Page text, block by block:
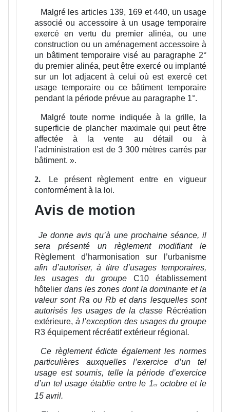
Malgré les articles 139, 169 et 440, un usage
associé ou accessoire à un usage temporaire
exercé en vertu du premier alinéa, ou une
construction ou un aménagement accessoire à
un bâtiment temporaire visé au paragraphe 2°
du premier alinéa, peut être exercé ou implanté
sur un lot adjacent à celui où est exercé cet
usage temporaire ou ce bâtiment temporaire
pendant la période prévue au paragraphe 1°.
Malgré toute norme indiquée à la grille, la
superficie de plancher maximale qui peut être
affectée à la vente au détail ou à
l’administration est de 3 300 mètres carrés par
bâtiment. ».
2.
Le présent règlement entre en vigueur
conformément à la loi.
Avis de motion
Je donne avis qu’à une prochaine séance, il
sera présenté un règlement modifiant le
Règlement d’harmonisation sur l’urbanisme
afin d’autoriser, à titre d’usages temporaires,
les usages du groupe C10 établissement
hôtelier dans les zones dont la dominante et la
valeur sont Ra ou Rb et dans lesquelles sont
autorisés les usages de la classe Récréation
extérieure, à l’exception des usages du groupe
R3 équipement récréatif extérieur régional.
Ce règlement édicte également les normes
particulières auxquelles l’exercice d’un tel
usage est soumis, telle la période d’exercice
d’un tel usage établie entre le 1er octobre et le
15 avril.